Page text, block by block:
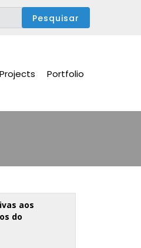
Projects Portfolio
aos
do